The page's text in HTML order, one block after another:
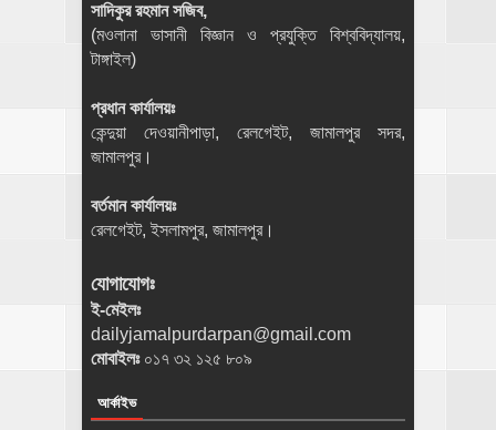
সাদিকুর রহমান সজিব,
(মওলানা ভাসানী বিজ্ঞান ও প্রযুক্তি বিশ্ববিদ্যালয়,
টাঙ্গাইল)
প্রধান কার্যালয়ঃ
কেন্দুয়া দেওয়ানীপাড়া, রেলগেইট, জামালপুর সদর,
জামালপুর।
বর্তমান কার্যালয়ঃ
রেলগেইট, ইসলামপুর, জামালপুর।
যোগাযোগঃ
ই-মেইলঃ
dailyjamalpurdarpan@gmail.com
মোবাইলঃ ০১৭ ৩২ ১২৫ ৮০৯
আর্কাইভ